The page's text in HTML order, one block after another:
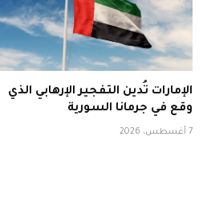
الإمارات تُدين التفجير الإرهابي الذي
وقع في جرمانا السورية
7 أغسطس، 2026